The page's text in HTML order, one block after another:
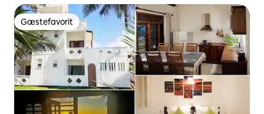
Gæstefavorit
Gæstefavorit